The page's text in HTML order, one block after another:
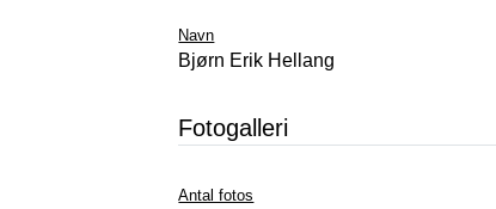
Navn
Bjørn Erik Hellang
Fotogalleri
Antal fotos